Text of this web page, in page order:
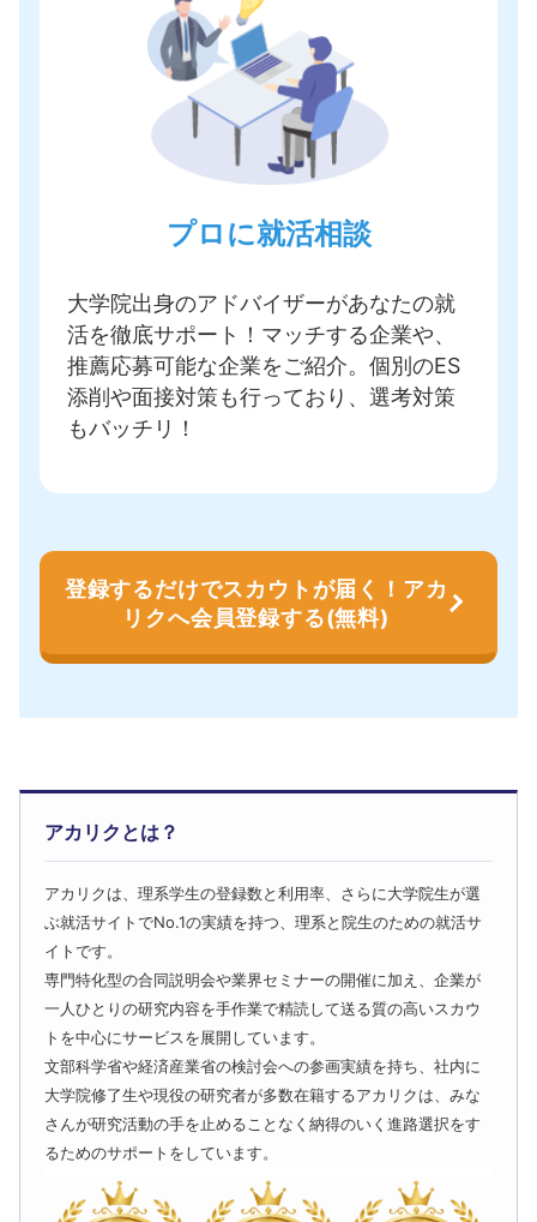
プロに就活相談
大学院出身のアドバイザーがあなたの就
活を徹底サポート！ マッチする企業や、
推薦応募可能な企業をご紹介。個別のES
添削や面接対策も行っており、選考対策
もバッチリ！
登録するだけでスカウトが届く！アカ
リクへ会員登録する(無料)
アカリクとは？
アカリクは、理系学生の登録数と利用率、さらに大学院生が選
ぶ就活サイトでNo.1の実績を持つ、理系と院生のための就活サ
イトです。
専門特化型の合同説明会や業界セミナーの開催に加え、企業が
一人ひとりの研究内容を手作業で精読して送る質の高いスカウ
トを中心にサービスを展開しています。
文部科学省や経済産業省の検討会への参画実績を持ち、社内に
大学院修了生や現役の研究者が多数在籍するアカリクは、みな
さんが研究活動の手を止めることなく納得のいく進路選択をす
るためのサポートをしています。